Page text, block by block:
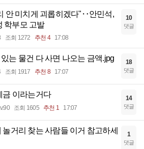
안 미치게 괴롭히겠다"‥안민석,
학부모 고발
조회 1272 추천 4 17:08
10
댓글
는 물건 다 사면 나오는 금액.jpg
조회 1917 추천 8 17:07
18
댓글
금 이라는거다
조회 1605 추천 1 17:07
14
댓글
놀거리 찾는 사람들 이거 참고하세
1
댓글